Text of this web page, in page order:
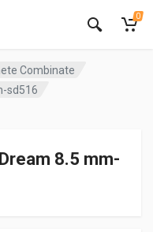
0
Combinate
sd516
8.5 mm-